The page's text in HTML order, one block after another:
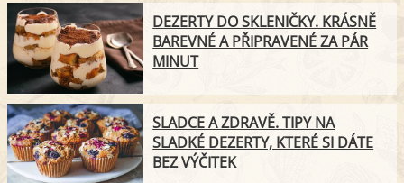
DEZERTY DO SKLENIČKY. KRÁSNĚ
BAREVNÉ A PŘIPRAVENÉ ZA PÁR
MINUT
SLADCE A ZDRAVĚ. TIPY NA
SLADKÉ DEZERTY, KTERÉ SI DÁTE
BEZ VÝČITEK